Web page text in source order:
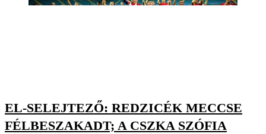
EL-SELEJTEZŐ: REDZICÉK MECCSE
FÉLBESZAKADT; A CSZKA SZÓFIA